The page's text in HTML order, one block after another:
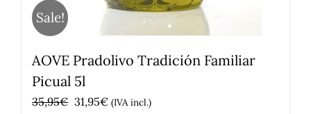
Sale!
AOVE Pradolivo Tradición Familiar
Picual 5l
35,95€ El
31,95€El(IVA incl.)